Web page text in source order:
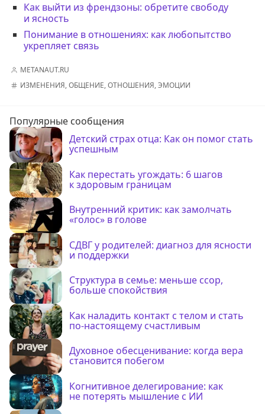
Как выйти из френдзоны: обретите свободу
и ясность
Понимание в отношениях: как любопытство
укрепляет связь
METANAUT.RU
ИЗМЕНЕНИЯ,ОБЩЕНИЕ,ОТНОШЕНИЯ,ЭМОЦИИ
Популярные сообщения
Детский страх отца: Как он помог стать
успешным
Как перестать угождать: 6 шагов
к здоровым границам
Внутренний критик: как замолчать
«голос» в голове
СДВГ у родителей: диагноз для ясности
и поддержки
Структура в семье: меньше ссор,
больше спокойствия
Как наладить контакт с телом и стать
по-настоящему счастливым
Духовное обесценивание: когда вера
становится побегом
Когнитивное делегирование: как
не потерять мышление с ИИ